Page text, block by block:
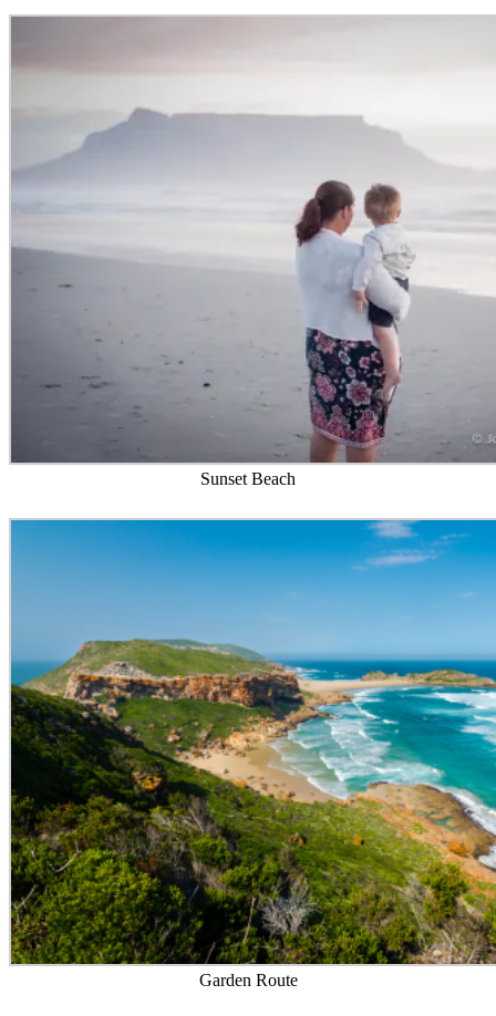
Sunset Beach
Garden Route